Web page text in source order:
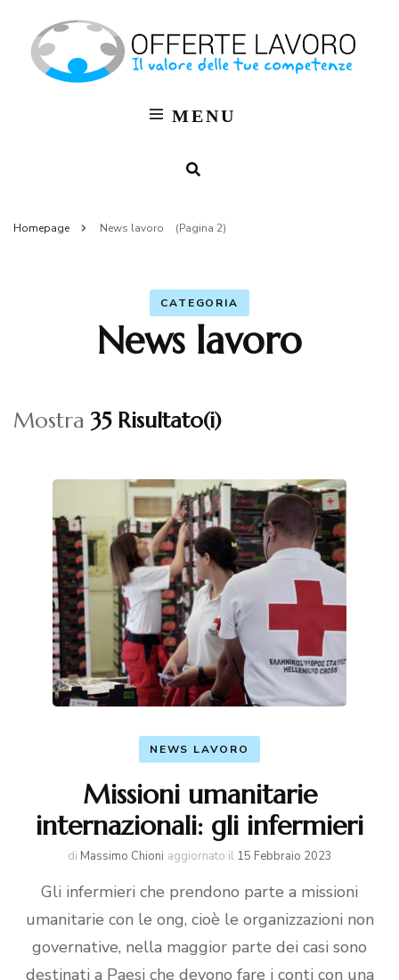
MENU
Homepage News lavoro (Pagina 2)
CATEGORIA
News lavoro
Mostra 35 Risultato(i)
NEWS LAVORO
Missioni umanitarie
internazionali: gli infermieri
di Massimo Chioni aggiornato il 15 Febbraio 2023
Gli infermieri che prendono parte a missioni
umanitarie con le ong, cioè le organizzazioni non
governative, nella maggior parte dei casi sono
destinati a Paesi che devono fare i conti con una